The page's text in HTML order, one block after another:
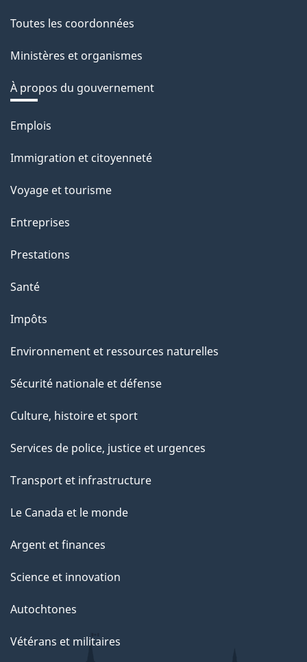
Toutes les coordonnées
Ministères et organismes
À propos du gouvernement
Thèmes
sujets
Emplois
Immigration et citoyenneté
Voyage et tourisme
Entreprises
Prestations
Santé
Impôts
Environnement et ressources naturelles
Sécurité nationale et défense
Culture, histoire et sport
Services de police, justice et urgences
Transport et infrastructure
Le Canada et le monde
Argent et finances
Science et innovation
Autochtones
Vétérans et militaires